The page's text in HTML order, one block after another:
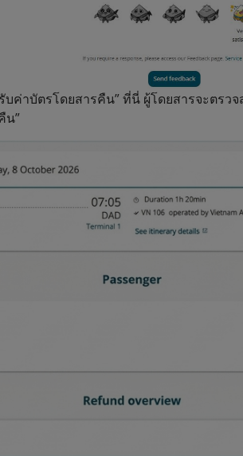
บค่าบัตรโดยสารคืน” ที่นี่ ผู้โดยสารจะตรว
น”